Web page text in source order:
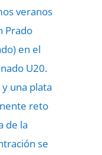
veranos
Prado
en el
U20.
una plata
reto
de la
se